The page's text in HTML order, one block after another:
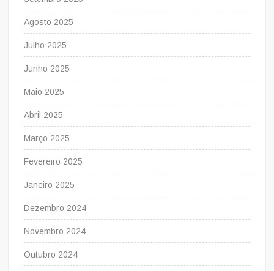
Agosto 2025
Julho 2025
Junho 2025
Maio 2025
Abril 2025
Março 2025
Fevereiro 2025
Janeiro 2025
Dezembro 2024
Novembro 2024
Outubro 2024